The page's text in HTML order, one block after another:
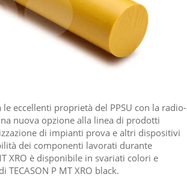
le eccellenti proprietà del PPSU con la radio-
nuova opzione alla linea di prodotti
di impianti prova e altri dispositivi
dei componenti lavorati durante
XRO è disponibile in svariati colori e
P MT XRO black.